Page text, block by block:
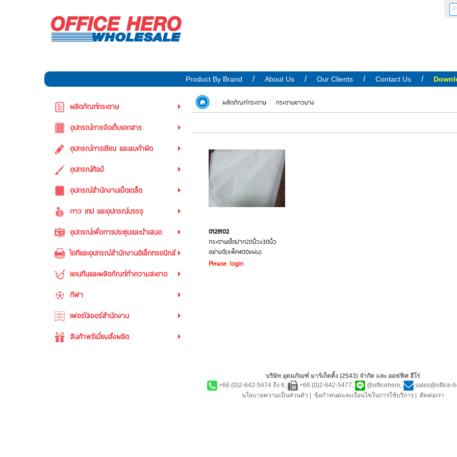
Product By Brand About Us Our Clients Contact Us
ผลิตภัณฑ์กระดาษ
อุปกรณ์การจัดเก็บเอกสาร
อุปกรณ์การเขียน และลบคำผิด
อุปกรณ์ศิลป์
อุปกรณ์สำนักงานเบ็ดเตล็ด
กาว เทป และอุปกรณ์บรรจุ
อุปกรณ์เพื่อการประชุมและนำเสนอ
ไอทีและอุปกรณ์สำนักงานอิเล็กทรอนิกส์
แคนทีนและผลิตภัณฑ์ทำความสะอาด
กีฬา
เฟอร์นิเจอร์สำนักงาน
สินค้าพรีเมี่ยมสั่งผลิต
ผลิตภัณฑ์กระดาษ กระดาษขาวบาง
0129102
กระดาษเช็ดปาก20นิ้วx30นิ้ว
อย่างดี(แพ็ค400แผ่น)
Please login
บริษัท อุดมภัณฑ์ มาร์เก็ตติ้ง (2543) จำกัด และ ออฟฟิศ ฮีโร่
+66 (0)2-642-5474 ถึง 6,
+66 (0)2-642-5477, @officehero,
sales@office-
นโยบายความเป็นส่วนตัว
ข้อกำหนดและเงื่อนไขในการใช้บริการ| ติดต่อเรา